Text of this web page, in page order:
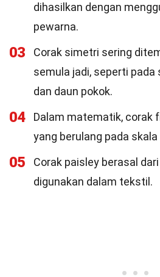
dihasilkan dengan
pewarna.
03
Corak simetri sering
semula jadi, seperti pada
dan daun pokok.
04
Dalam matematik, corak
yang berulang pada
05
Corak paisley berasal
digunakan dalam tekstil.